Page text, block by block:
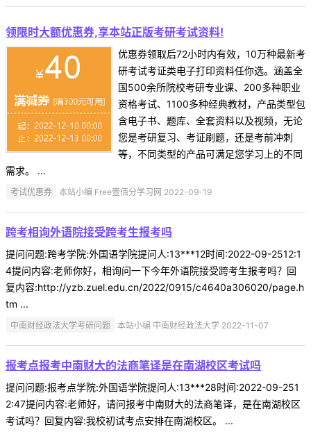
领限时大额优惠券,享本站正版考研考试资料!
优惠券领取后72小时内有效，10万种最新考
研考试考证类电子打印资料任你选。涵盖全
国500余所院校考研专业课、200多种职业
资格考试、1100多种经典教材，产品类型包
含电子书、题库、全套资料以及视频，无论
您是考研复习、考证刷题，还是考前冲刺
等，不同类型的产品可满足您学习上的不同
需求。 ...
考试优惠券 本站小编 Free壹佰分学习网 2022-09-19
跨考相询外语院接受跨考生报考吗
提问问题:跨考学院:外国语学院提问人:13***12时间:2022-09-2512:1
4提问内容:老师你好，相询问一下今年外语院接受跨考生报考吗？回
复内容:http://yzb.zuel.edu.cn/2022/0915/c4640a306020/page.h
tm ...
中南财经政法大学考研问题 本站小编 中南财经政法大学 2022-11-07
报考点报考中南财大的法商笔译是在南湖校区考试吗
提问问题:报考点学院:外国语学院提问人:13***28时间:2022-09-251
2:47提问内容:老师好，请问报考中南财大的法商笔译，是在南湖校区
考试吗？回复内容:我校初试考点安排在南湖校区。 ...